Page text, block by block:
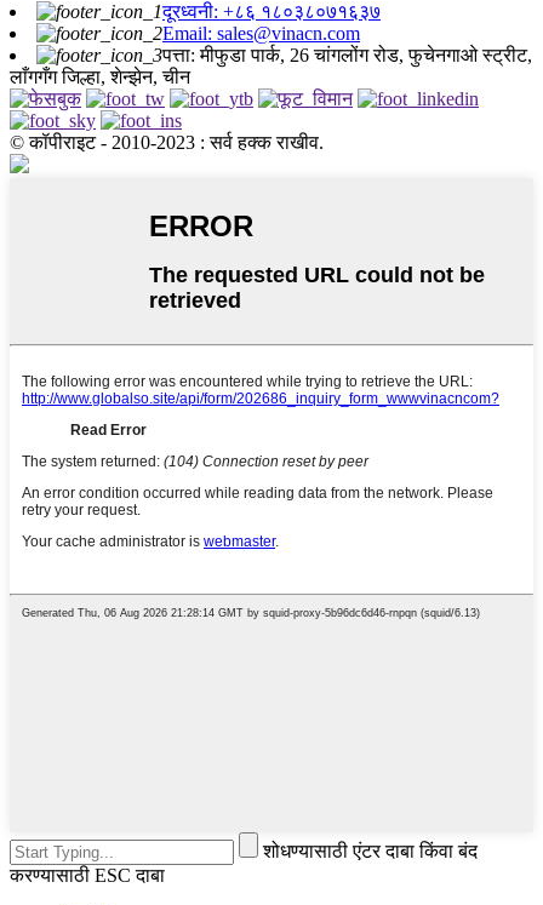
दूरध्वनी: +८६ १८०३८०७१६३७
Email: sales@vinacn.com
पत्ता: मीफुडा पार्क, 26 चांगलोंग रोड, फुचेनगाओ स्ट्रीट,
लाँगगँग जिल्हा, शेन्झेन, चीन
© कॉपीराइट - 2010-2023 : सर्व हक्क राखीव.
शोधण्यासाठी एंटर दाबा किंवा बंद
करण्यासाठी ESC दाबा